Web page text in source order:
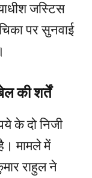
जस्टिस
पर सुनवाई
की शर्तें
के दो निजी
मामले में
राहुल ने